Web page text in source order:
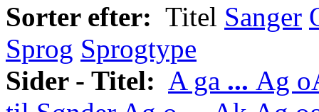
Sorter efter: Titel Sanger
Sprog Sprogtype
Sider - Titel: A ga ... Ag o